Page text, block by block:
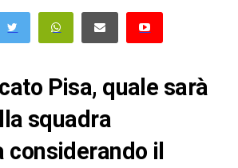
Pisa, quale sarà
squadra
considerando il